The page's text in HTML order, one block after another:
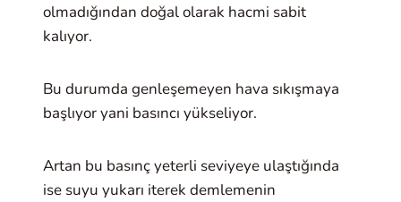
olmadığından doğal olarak hacmi sabit
kalıyor.
Bu durumda genleşemeyen hava sıkışmaya
başlıyor yani basıncı yükseliyor.
Artan bu basınç yeterli seviyeye ulaştığında
ise suyu yukarı iterek demlemenin